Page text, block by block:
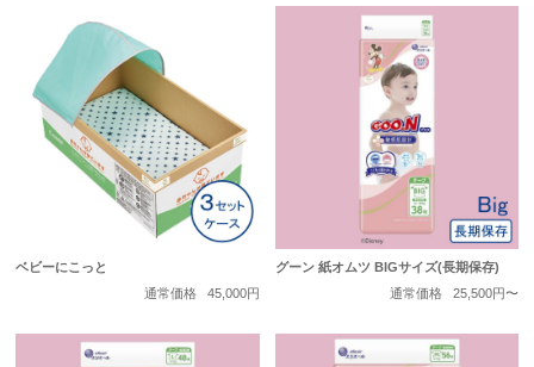
ベビーにこっと
通常価格
45,000円
グーン 紙オムツ BIGサイズ(長期保存)
通常価格
25,500円〜